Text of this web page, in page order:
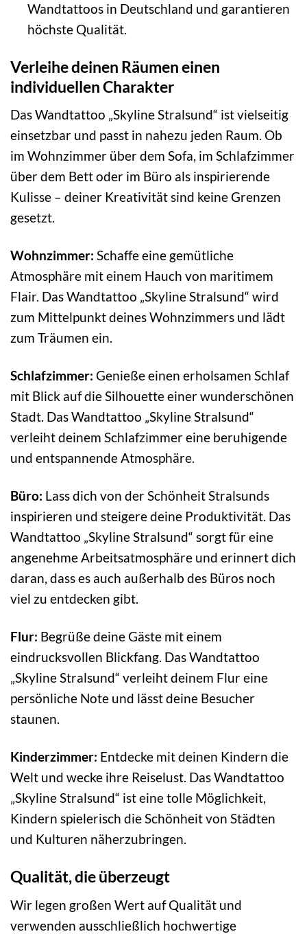
Wandtattoos in Deutschland und garantieren
höchste Qualität.
Verleihe deinen Räumen einen
individuellen Charakter
Das Wandtattoo „Skyline Stralsund“ ist vielseitig
einsetzbar und passt in nahezu jeden Raum. Ob
im Wohnzimmer über dem Sofa, im Schlafzimmer
über dem Bett oder im Büro als inspirierende
Kulisse – deiner Kreativität sind keine Grenzen
gesetzt.
Wohnzimmer: Schaffe eine gemütliche
Atmosphäre mit einem Hauch von maritimem
Flair. Das Wandtattoo „Skyline Stralsund“ wird
zum Mittelpunkt deines Wohnzimmers und lädt
zum Träumen ein.
Schlafzimmer: Genieße einen erholsamen Schlaf
mit Blick auf die Silhouette einer wunderschönen
Stadt. Das Wandtattoo „Skyline Stralsund“
verleiht deinem Schlafzimmer eine beruhigende
und entspannende Atmosphäre.
Büro: Lass dich von der Schönheit Stralsunds
inspirieren und steigere deine Produktivität. Das
Wandtattoo „Skyline Stralsund“ sorgt für eine
angenehme Arbeitsatmosphäre und erinnert dich
daran, dass es auch außerhalb des Büros noch
viel zu entdecken gibt.
Flur: Begrüße deine Gäste mit einem
eindrucksvollen Blickfang. Das Wandtattoo
„Skyline Stralsund“ verleiht deinem Flur eine
persönliche Note und lässt deine Besucher
staunen.
Kinderzimmer: Entdecke mit deinen Kindern die
Welt und wecke ihre Reiselust. Das Wandtattoo
„Skyline Stralsund“ ist eine tolle Möglichkeit,
Kindern spielerisch die Schönheit von Städten
und Kulturen näherzubringen.
Qualität, die überzeugt
Wir legen großen Wert auf Qualität und
verwenden ausschließlich hochwertige